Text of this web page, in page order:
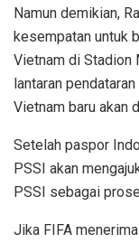
Namun demikian,
kesempatan untuk
Vietnam di Stadion
lantaran
Vietnam baru akan
Setelah paspor
PSSI akan
PSSI sebagai
Jika FIFA